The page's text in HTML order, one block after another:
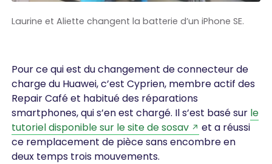
Laurine et Aliette changent la batterie d’un iPhone SE.
Pour ce qui est du changement de connecteur de
charge du Huawei, c’est Cyprien, membre actif des
Repair Café et habitué des réparations
smartphones, qui s’en est chargé. Il s’est basé sur le
tutoriel disponible sur le site de sosav
et a réussi
ce remplacement de pièce sans encombre en
deux temps trois mouvements.